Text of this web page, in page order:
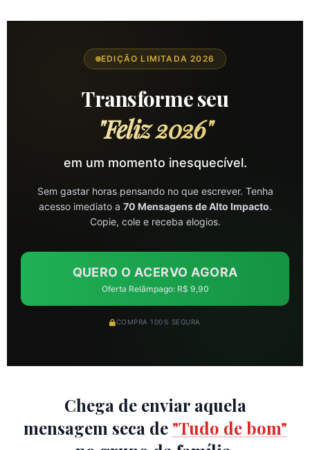
EDIÇÃO LIMITADA 2026
Transforme seu
"Feliz 2026"
em um momento inesquecível.
Sem gastar horas pensando no que escrever. Tenha
acesso imediato a 70 Mensagens de Alto Impacto.
Copie, cole e receba elogios.
QUERO O ACERVO AGORA
Oferta Relâmpago: R$ 9,90
COMPRA 100% SEGURA
Chega de enviar aquela
mensagem seca de "Tudo de bom"